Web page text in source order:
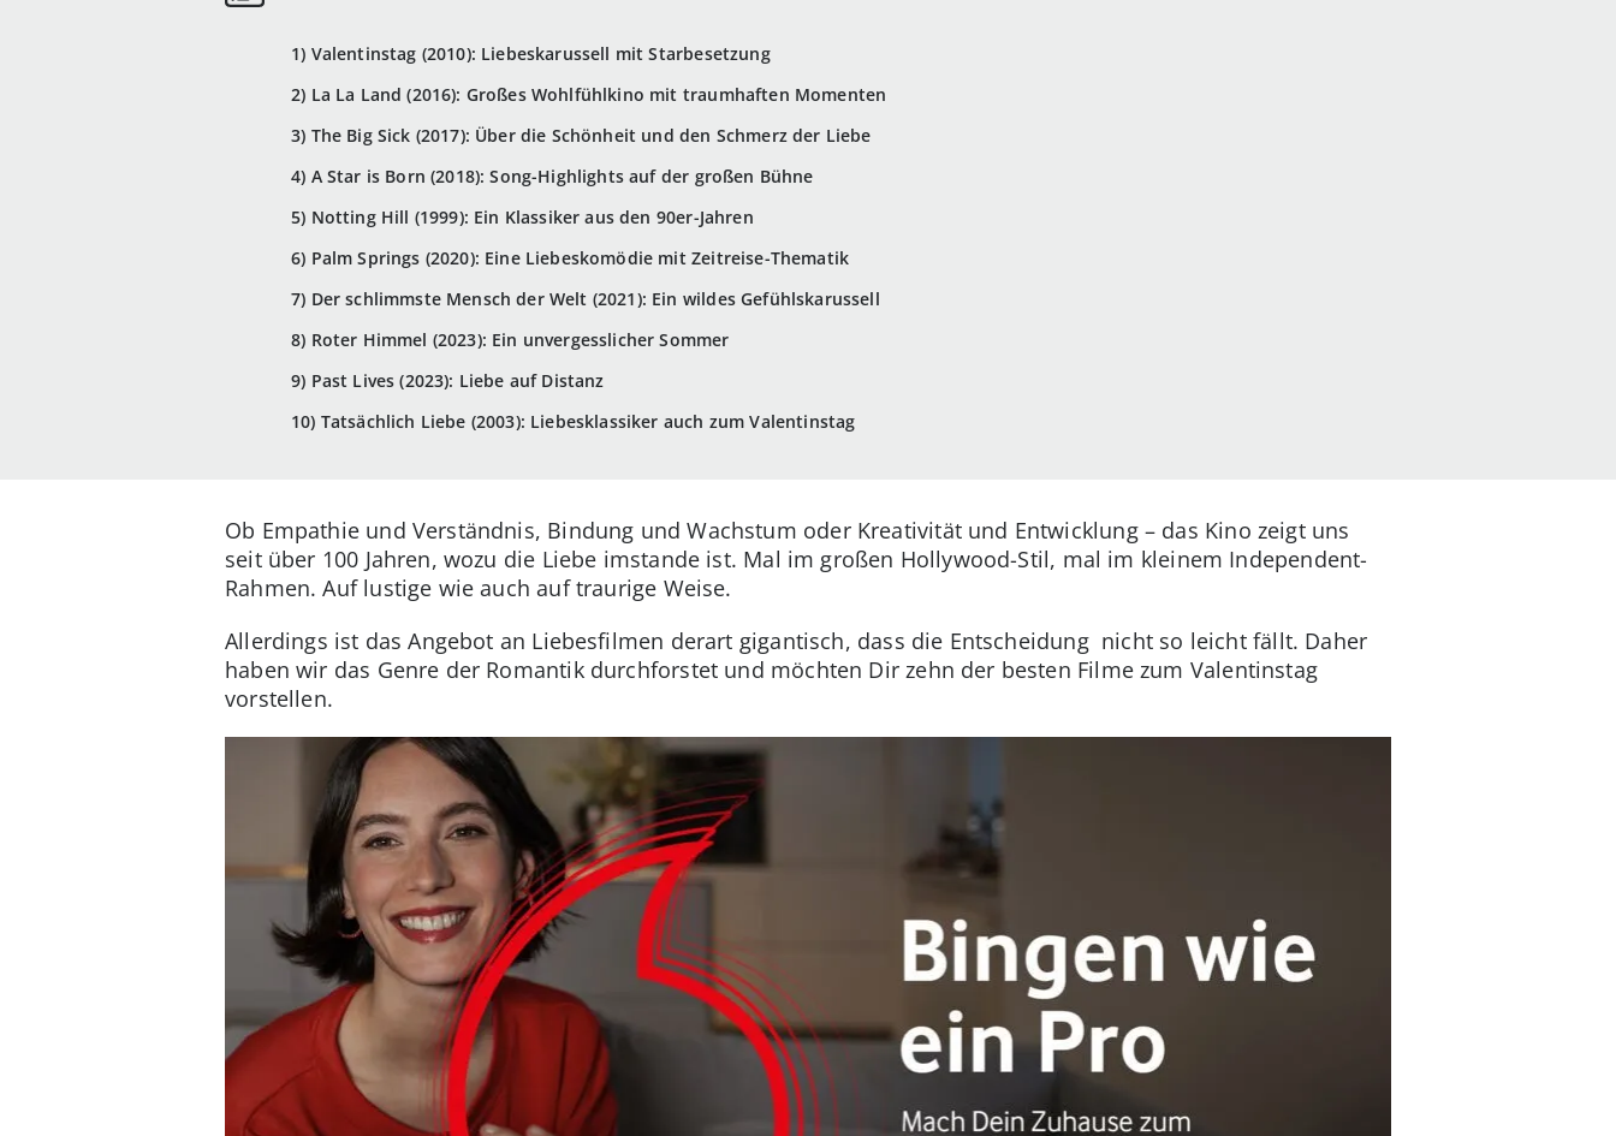
1) Valentinstag (2010): Liebeskarussell mit Starbesetzung
2) La La Land (2016): Großes Wohlfühlkino mit traumhaften Momenten
3) The Big Sick (2017): Über die Schönheit und den Schmerz der Liebe
4) A Star is Born (2018): Song-Highlights auf der großen Bühne
5) Notting Hill (1999): Ein Klassiker aus den 90er-Jahren
6) Palm Springs (2020): Eine Liebeskomödie mit Zeitreise-Thematik
7) Der schlimmste Mensch der Welt (2021): Ein wildes Gefühlskarussell
8) Roter Himmel (2023): Ein unvergesslicher Sommer
9) Past Lives (2023): Liebe auf Distanz
10) Tatsächlich Liebe (2003): Liebesklassiker auch zum Valentinstag
Ob Empathie und Verständnis, Bindung und Wachstum oder Kreativität und Entwicklung – das Kino zeigt uns
seit über 100 Jahren, wozu die Liebe imstande ist. Mal im großen Hollywood-Stil, mal im kleinem Independent-
Rahmen. Auf lustige wie auch auf traurige Weise.
Allerdings ist das Angebot an Liebesfilmen derart gigantisch, dass die Entscheidung nicht so leicht fällt. Daher
haben wir das Genre der Romantik durchforstet und möchten Dir zehn der besten Filme zum Valentinstag
vorstellen.